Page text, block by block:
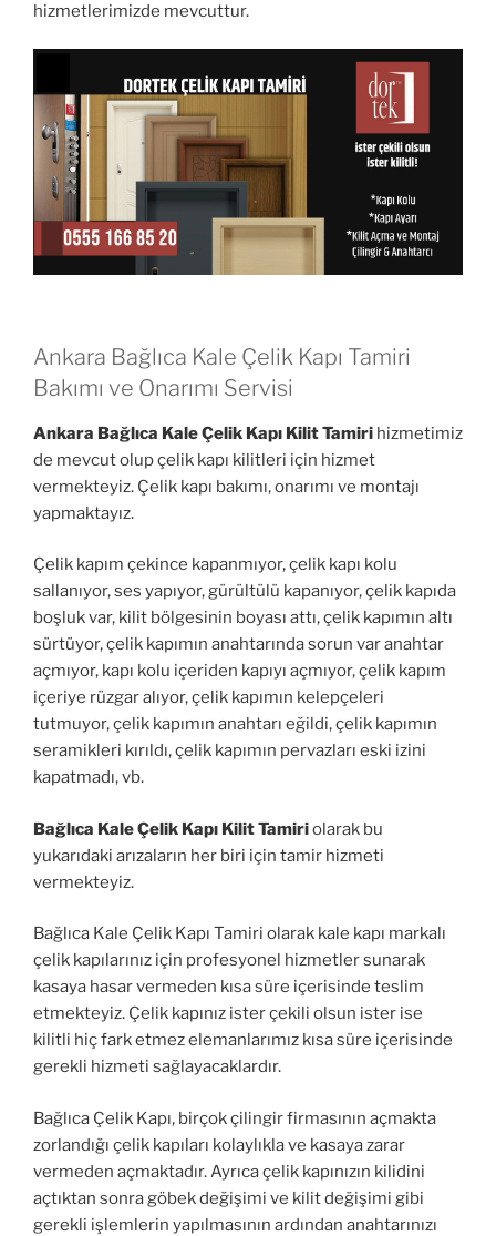
hizmetlerimizde mevcuttur.
Ankara Bağlıca Kale Çelik Kapı Tamiri
Bakımı ve Onarımı Servisi
Ankara Bağlıca Kale Çelik Kapı Kilit Tamiri hizmetimiz
de mevcut olup çelik kapı kilitleri için hizmet
vermekteyiz. Çelik kapı bakımı, onarımı ve montajı
yapmaktayız.
Çelik kapım çekince kapanmıyor, çelik kapı kolu
sallanıyor, ses yapıyor, gürültülü kapanıyor, çelik kapıda
boşluk var, kilit bölgesinin boyası attı, çelik kapımın altı
sürtüyor, çelik kapımın anahtarında sorun var anahtar
açmıyor, kapı kolu içeriden kapıyı açmıyor, çelik kapım
içeriye rüzgar alıyor, çelik kapımın kelepçeleri
tutmuyor, çelik kapımın anahtarı eğildi, çelik kapımın
seramikleri kırıldı, çelik kapımın pervazları eski izini
kapatmadı, vb.
Bağlıca Kale Çelik Kapı Kilit Tamiriolarak bu
yukarıdaki arızaların her biri için tamir hizmeti
vermekteyiz.
Bağlıca Kale Çelik Kapı Tamiri olarak kale kapı markalı
çelik kapılarınız için profesyonel hizmetler sunarak
kasaya hasar vermeden kısa süre içerisinde teslim
etmekteyiz. Çelik kapınız ister çekili olsun ister ise
kilitli hiç fark etmez elemanlarımız kısa süre içerisinde
gerekli hizmeti sağlayacaklardır.
Bağlıca Çelik Kapı, birçok çilingir firmasının açmakta
zorlandığı çelik kapıları kolaylıkla ve kasaya zarar
vermeden açmaktadır. Ayrıca çelik kapınızın kilidini
açtıktan sonra göbek değişimi ve kilit değişimi gibi
gerekli işlemlerin yapılmasının ardından anahtarınızı